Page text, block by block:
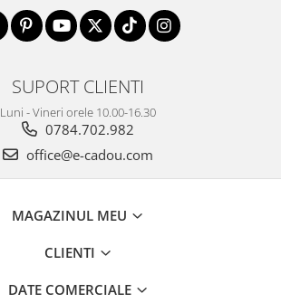
SUPORT CLIENTI
Luni - Vineri orele 10.00-16.30
0784.702.982
office@e-cadou.com
MAGAZINUL MEU
CLIENTI
DATE COMERCIALE